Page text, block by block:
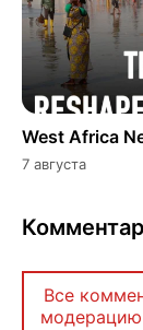
West Africa
7 августа
Все
модерацию